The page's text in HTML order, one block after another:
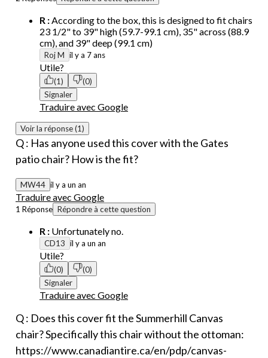
R :According to the box, this is designed to fit chairs
23 1/2" to 39" high (59.7-99.1 cm), 35" across (88.9
cm), and 39" deep (99.1 cm)
Roj M il y a 7 ans
Utile?
(1)
(0)
Signaler
Traduire avec Google
Voir la réponse (1)
Q : Has anyone used this cover with the Gates
patio chair? How is the fit?
MW44 il y a un an
Traduire avec Google
1 Réponse Répondre à cette question
R : Unfortunately no.
CD13 il y a un an
Utile?
(0)
(0)
Signaler
Traduire avec Google
Q : Does this cover fit the Summerhill Canvas
chair? Specifically this chair without the ottoman:
https://www.canadiantire.ca/en/pdp/canvas-